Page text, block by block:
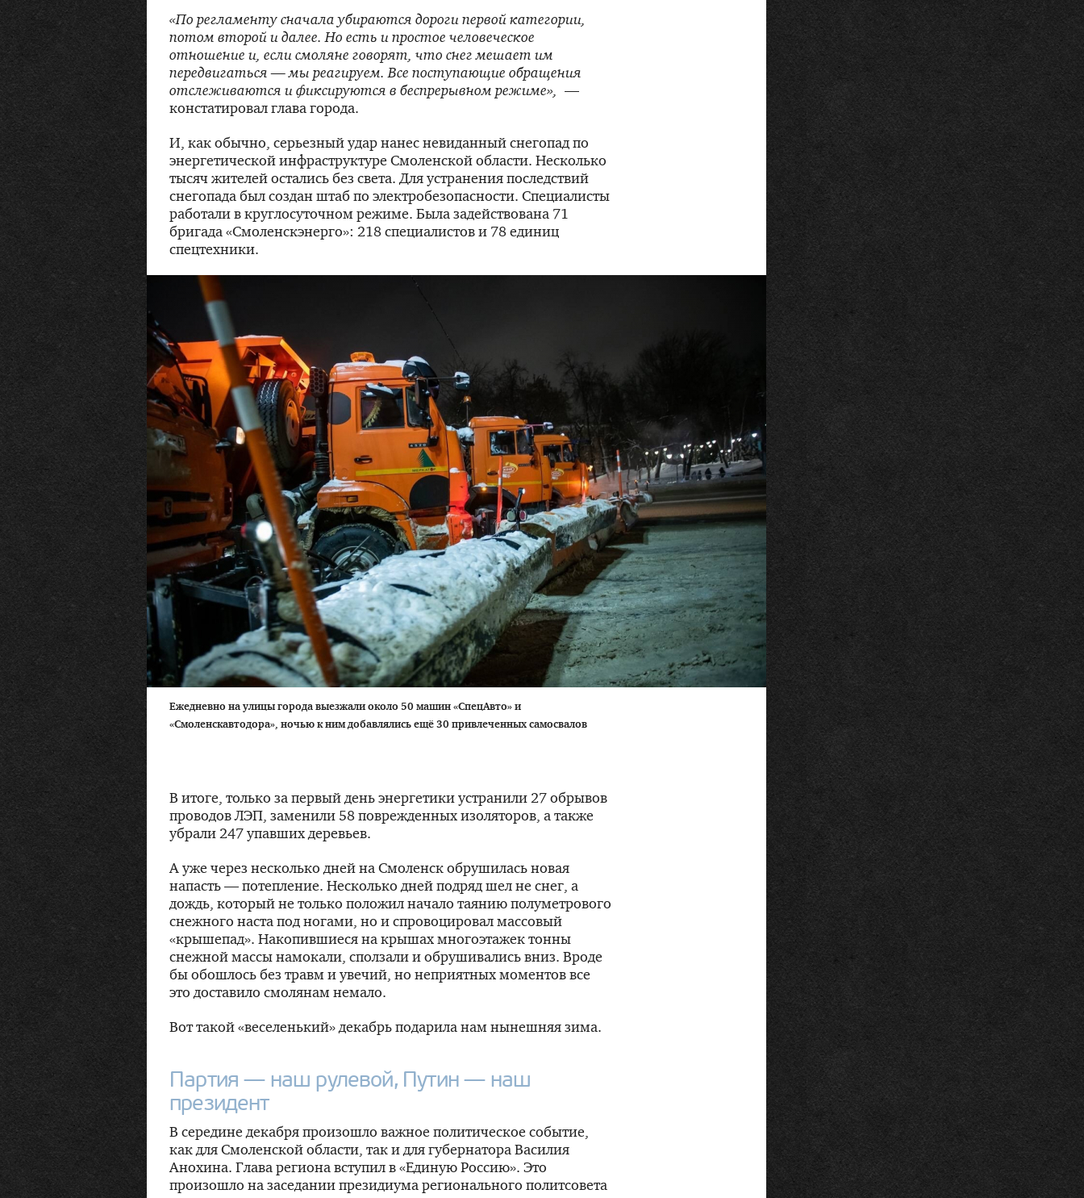
«По регламенту сначала убираются дороги первой категории,
потом второй и далее. Но есть и простое человеческое
отношение и, если смоляне говорят, что снег мешает им
передвигаться — мы реагируем. Все поступающие обращения
отслеживаются и фиксируются в беспрерывном режиме», —
констатировал глава города.
И, как обычно, серьезный удар нанес невиданный снегопад по
энергетической инфраструктуре Смоленской области. Несколько
тысяч жителей остались без света. Для устранения последствий
снегопада был создан штаб по электробезопасности. Специалисты
работали в круглосуточном режиме. Была задействована 71
бригада «Смоленскэнерго»: 218 специалистов и 78 единиц
спецтехники.
Ежедневно на улицы города выезжали около 50 машин «СпецАвто» и
«Смоленскавтодора», ночью к ним добавлялись ещё 30 привлеченных самосвалов
В итоге, только за первый день энергетики устранили 27 обрывов
проводов ЛЭП, заменили 58 поврежденных изоляторов, а также
убрали 247 упавших деревьев.
А уже через несколько дней на Смоленск обрушилась новая
напасть — потепление. Несколько дней подряд шел не снег, а
дождь, который не только положил начало таянию полуметрового
снежного наста под ногами, но и спровоцировал массовый
«крышепад». Накопившиеся на крышах многоэтажек тонны
снежной массы намокали, сползали и обрушивались вниз. Вроде
бы обошлось без травм и увечий, но неприятных моментов все
это доставило смолянам немало.
Вот такой «веселенький» декабрь подарила нам нынешняя зима.
Партия — наш рулевой, Путин — наш
президент
В середине декабря произошло важное политическое событие,
как для Смоленской области, так и для губернатора Василия
Анохина. Глава региона вступил в «Единую Россию». Это
произошло на заседании президиума регионального политсовета